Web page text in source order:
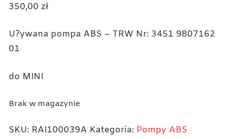
350,00 zł
U?ywana pompa ABS – TRW Nr: 3451 9807162
01
do MINI
Brak w magazynie
SKU: RAI100039A Kategoria: Pompy ABS